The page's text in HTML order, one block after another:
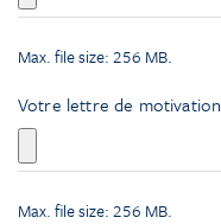
YYYY
Max. file size: 256 MB.
Votre lettre de motivation
Max. file size: 256 MB.